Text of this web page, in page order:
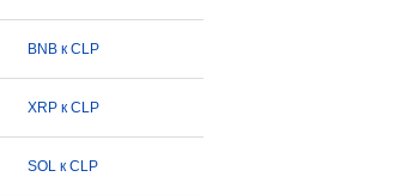
BNB к CLP
XRP к CLP
SOL к CLP